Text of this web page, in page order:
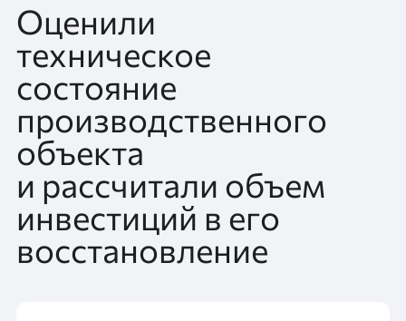
Оценили
техническое
состояние
производственного
объекта
и рассчитали объем
инвестиций в его
восстановление